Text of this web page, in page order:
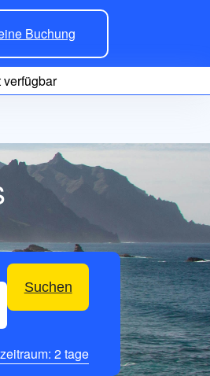
Buchung
Suchen
2tage